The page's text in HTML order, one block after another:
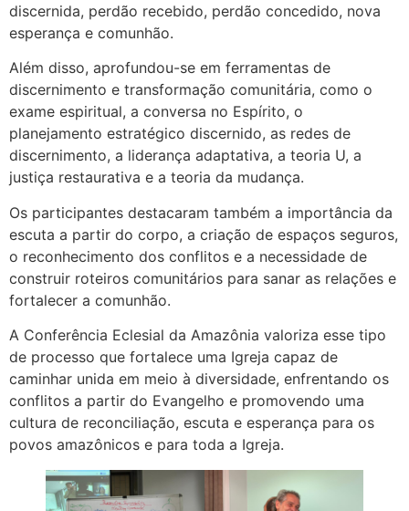
discernida, perdão recebido, perdão concedido, nova
esperança e comunhão.
Além disso, aprofundou-se em ferramentas de
discernimento e transformação comunitária, como o
exame espiritual, a conversa no Espírito, o
planejamento estratégico discernido, as redes de
discernimento, a liderança adaptativa, a teoria U, a
justiça restaurativa e a teoria da mudança.
Os participantes destacaram também a importância da
escuta a partir do corpo, a criação de espaços seguros,
o reconhecimento dos conflitos e a necessidade de
construir roteiros comunitários para sanar as relações e
fortalecer a comunhão.
A Conferência Eclesial da Amazônia valoriza esse tipo
de processo que fortalece uma Igreja capaz de
caminhar unida em meio à diversidade, enfrentando os
conflitos a partir do Evangelho e promovendo uma
cultura de reconciliação, escuta e esperança para os
povos amazônicos e para toda a Igreja.